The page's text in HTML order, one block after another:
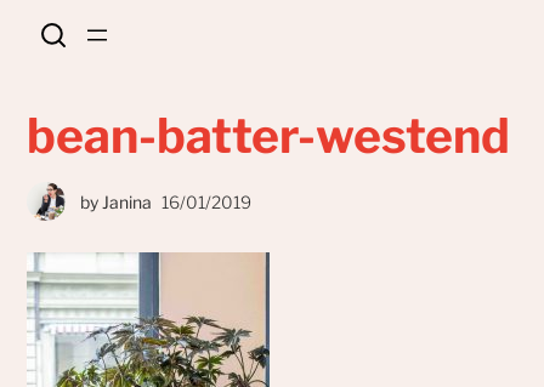
bean-batter-westend
by Janina 16/01/2019